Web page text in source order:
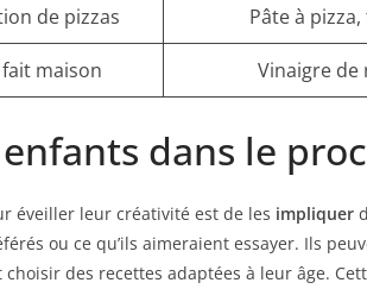
de pizzas Pâte à
maison Vinaigre de
dans le
éveiller leur créativité est de les impliquer
ou ce qu’ils aimeraient essayer. Ils
des recettes adaptées à leur âge.